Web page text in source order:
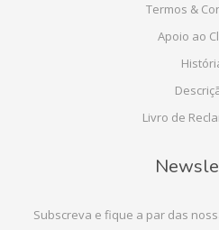
Termos &
Apoio ao
Livro de
Subscreva e fique a par das